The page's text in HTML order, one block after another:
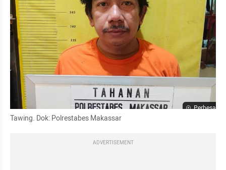
Perbesar
Tawing. Dok: Polrestabes Makassar
ADVERTISEMENT